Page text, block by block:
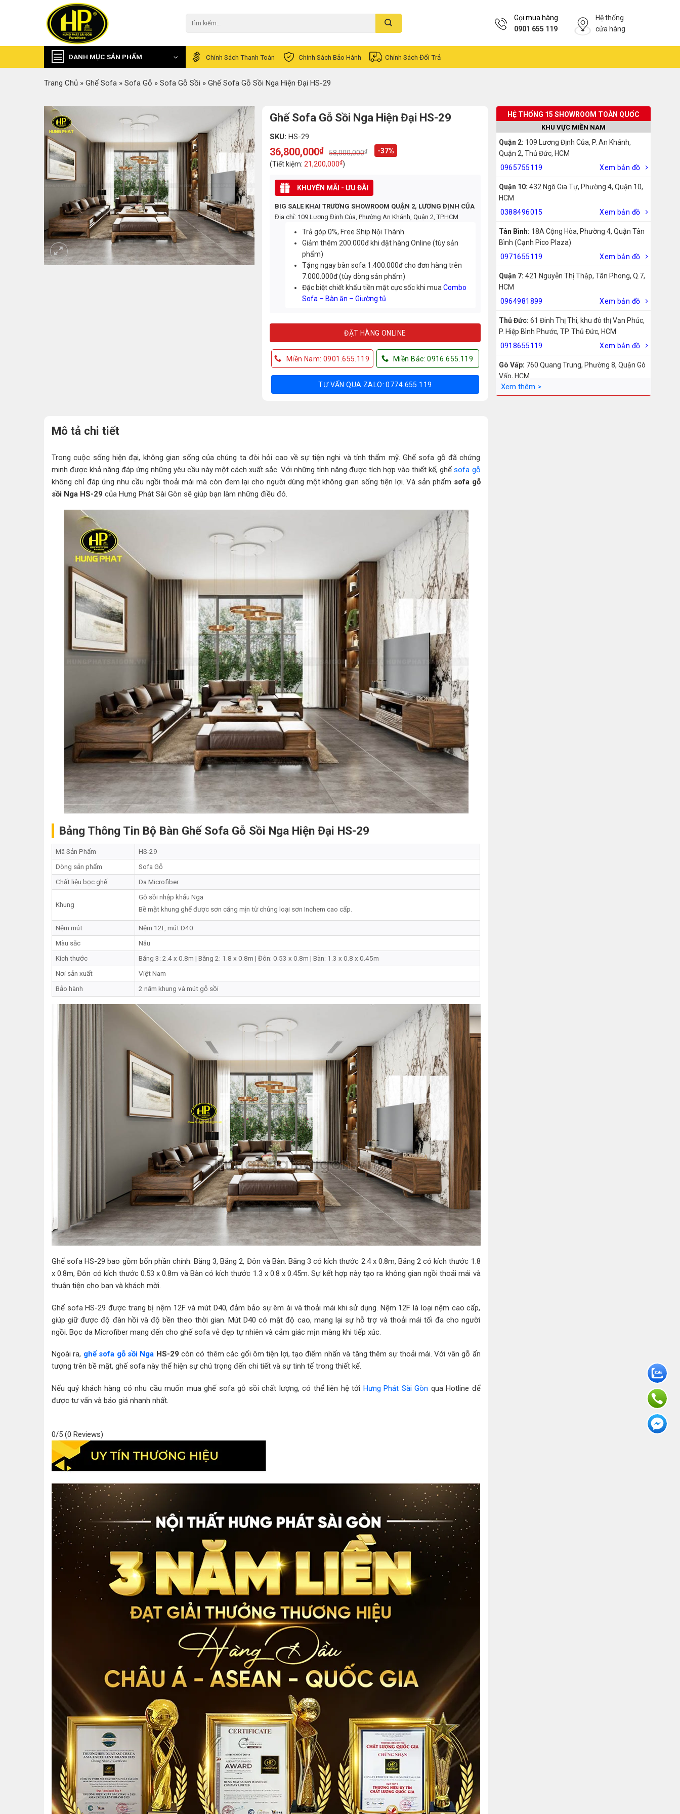
kiếm:
Gọi mua hàng
0901 655 119
Hệ thống
cửa hàng
DANH MỤC SẢN PHẨM Chính Sách Thanh Toán Chính Sách Bảo Hành Chính Sách Đổi Trả
Trang Chủ » Ghế Sofa » Sofa Gỗ » Sofa Gỗ Sồi » Ghế Sofa Gỗ Sồi Nga Hiện Đại HS-29
HỆ THỐNG 15 SHOWROOM TOÀN QUỐC
KHU VỰC MIỀN NAM
Quận 2: 109 Lương Định Của, P. An Khánh,
Quận 2, Thủ Đức, HCM
0965755119
Xem bản đồ
Quận 10: 432 Ngô Gia Tự, Phường 4, Quận 10,
HCM
0388496015
Xem bản đồ
Tân Bình: 18A Cộng Hòa, Phường 4, Quận Tân
Bình (Cạnh Pico Plaza)
0971655119
Xem bản đồ
Quận 7: 421 Nguyễn Thị Thập, Tân Phong, Q.7,
HCM
0964981899
Xem bản đồ
Thủ Đức: 61 Đinh Thị Thi, khu đô thị Vạn Phúc,
P. Hiệp Bình Phước, TP. Thủ Đức, HCM
0918655119
Xem bản đồ
Gò Vấp: 760 Quang Trung, Phường 8, Quận Gò
Vấp, HCM
0942755119
Ghế Sofa Gỗ Sồi Nga Hiện Đại HS-29
SKU:HS-29
58,000,000₫
Original
price
was:
58,000,000₫.
36,800,000₫
Current
price
is:
36,800,000₫.
-37%
(Tiết kiệm:21,200,000₫)
KHUYẾN MÃI - ƯU ĐÃI
BIG SALE KHAI TRƯƠNG SHOWROOM QUẬN 2, LƯƠNG ĐỊNH CỦA
Địa chỉ: 109 Lương Định Của, Phường An Khánh, Quận 2, TP.HCM
Trả góp 0%, Free Ship Nội Thành
Giảm thêm 200.000đ khi đặt hàng Online (tùy sản
phẩm)
Tặng ngay bàn sofa 1.400.000đ cho đơn hàng trên
7.000.000đ (tùy dòng sản phẩm)
Đặc biệt chiết khấu tiền mặt cực sốc khi muaCombo
Sofa – Bàn ăn – Giường tủ
ĐẶT HÀNG ONLINE
Miền Nam: 0901.655.119 Miền Bắc: 0916.655.119
TƯ VẤN QUA ZALO: 0774.655.119
Mô tả chi tiết
Trong cuộc sống hiện đại, không gian sống của chúng ta đòi hỏi cao về sự tiện nghi và tính thẩm mỹ. Ghế sofa gỗ đã chứng
minh được khả năng đáp ứng những yêu cầu này một cách xuất sắc. Với những tính năng được tích hợp vào thiết kế, ghếsofa gỗ
không chỉ đáp ứng nhu cầu ngồi thoải mái mà còn đem lại cho người dùng một không gian sống tiện lợi. Và sản phẩm sofa gỗ
sồi Nga HS-29 của Hưng Phát Sài Gòn sẽ giúp bạn làm những điều đó.
Bảng Thông Tin Bộ Bàn Ghế Sofa Gỗ Sồi Nga Hiện Đại HS-29
Mã Sản Phẩm
HS-29
Dòng sản phẩm
Sofa Gỗ
Chất liệu bọc ghế
Da Microfiber
Khung
Gỗ sồi nhập khẩu Nga
Bề mặt khung ghế được sơn căng mịn từ chủng loại sơn Inchem cao cấp.
Nệm mút
Nệm 12F, mút D40
Màu sắc
Nâu
Kích thước
Băng 3: 2.4 x 0.8m | Băng 2: 1.8 x 0.8m | Đôn: 0.53 x 0.8m | Bàn: 1.3 x 0.8 x 0.45m
Nơi sản xuất
Việt Nam
Bảo hành
2 năm khung và mút gỗ sồi
Ghế sofa HS-29 bao gồm bốn phần chính: Băng 3, Băng 2, Đôn và Bàn. Băng 3 có kích thước 2.4 x 0.8m, Băng 2 có kích thước 1.8
x 0.8m, Đôn có kích thước 0.53 x 0.8m và Bàn có kích thước 1.3 x 0.8 x 0.45m. Sự kết hợp này tạo ra không gian ngồi thoải mái và
thuận tiện cho bạn và khách mời.
Ghế sofa HS-29 được trang bị nệm 12F và mút D40, đảm bảo sự êm ái và thoải mái khi sử dụng. Nệm 12F là loại nệm cao cấp,
giúp giữ được độ đàn hồi và độ bền theo thời gian. Mút D40 có mật độ cao, mang lại sự hỗ trợ và thoải mái tối đa cho người
ngồi. Bọc da Microfiber mang đến cho ghế sofa vẻ đẹp tự nhiên và cảm giác mịn màng khi tiếp xúc.
Ngoài ra, ghế sofa gỗ sồi Nga HS-29 còn có thêm các gối ôm tiện lợi, tạo điểm nhấn và tăng thêm sự thoải mái. Với vân gỗ ấn
tượng trên bề mặt, ghế sofa này thể hiện sự chú trọng đến chi tiết và sự tinh tế trong thiết kế.
Nếu quý khách hàng có nhu cầu muốn mua ghế sofa gỗ sồi chất lượng, có thể liên hệ tới Hưng Phát Sài Gòn qua Hotline để
được tư vấn và báo giá nhanh nhất.
0/5 (0 Reviews)